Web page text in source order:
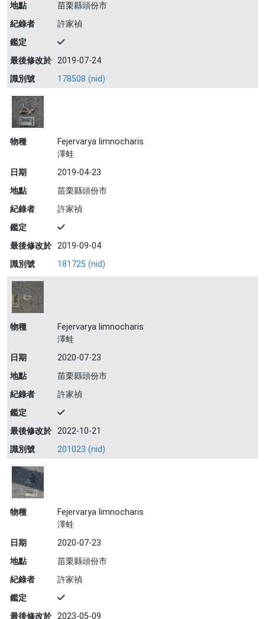
地點
苗栗縣頭份市
紀錄者
許家禎
鑑定
最後修改於 2019-07-24
識別號
178508 (nid)
物種
Fejervarya limnocharis
澤蛙
日期
2019-04-23
地點
苗栗縣頭份市
紀錄者
許家禎
鑑定
最後修改於 2019-09-04
識別號
181725 (nid)
物種
Fejervarya limnocharis
澤蛙
日期
2020-07-23
地點
苗栗縣頭份市
紀錄者
許家禎
鑑定
最後修改於 2022-10-21
識別號
201023 (nid)
物種
Fejervarya limnocharis
澤蛙
日期
2020-07-23
地點
苗栗縣頭份市
紀錄者
許家禎
鑑定
最後修改於 2023-05-09